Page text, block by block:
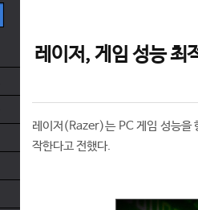
레이저, 게임 성능 최
레이저(Razer)는 PC 게임 성능을
작한다고 전했다.